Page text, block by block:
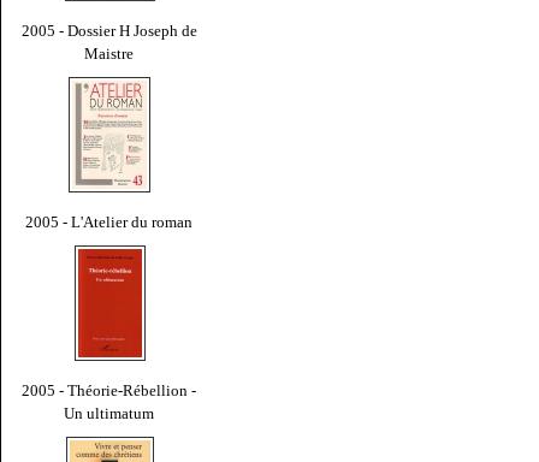
2005 - Dossier H Joseph de
Maistre
2005 - L'Atelier du roman
2005 - Théorie-Rébellion -
Un ultimatum